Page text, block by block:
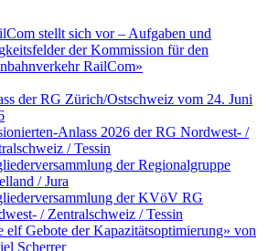
stellt sich vor – Aufgaben und
der Kommission für den
RailCom»
der RG Zürich/Ostschweiz vom 24. Juni
Anlass 2026 der RG Nordwest- /
/ Tessin
der Regionalgruppe
/ Jura
der KVöV RG
/ Zentralschweiz / Tessin
elf Gebote der Kapazitätsoptimierung» von
Scherrer